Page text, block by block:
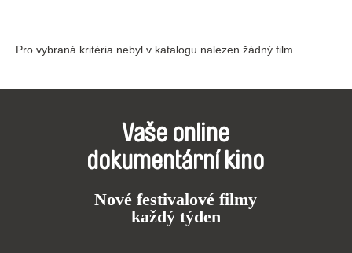
Pro vybraná kritéria nebyl v katalogu nalezen žádný film.
Vaše online
dokumentární kino
Nové festivalové filmy
každý týden